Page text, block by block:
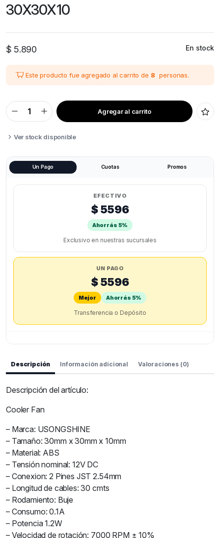
30X30X10
$ 5.890 En stock
Este producto fue agregado al carrito de 8 personas.
COOLER
HOTEND
24V
30X30X10
Agregar al carrito
Ver stock disponible
Un Pago Cuotas Promos
EFECTIVO
$ 5596
Ahorrás 5%
Exclusivo en nuestras sucursales
UN PAGO
$ 5596
Mejor Ahorrás 5%
Transferencia o Depósito
Descripción Información adicional Valoraciones (0)
Descripción del artículo:
Cooler Fan
– Marca: USONGSHINE
– Tamaño: 30mm x 30mm x 10mm
– Material: ABS
– Tensión nominal: 12V DC
– Conexion: 2 Pines JST 2.54mm
– Longitud de cables: 30 cmts
– Rodamiento: Buje
– Consumo: 0.1A
– Potencia 1.2W
– Velocidad de rotación: 7000 RPM ± 10%